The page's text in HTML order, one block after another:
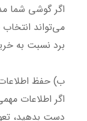
اگر گوشی شما
می‌تواند
برد نسبت به
ب) حفظ
اگر اطلاعات
دست بدهید،